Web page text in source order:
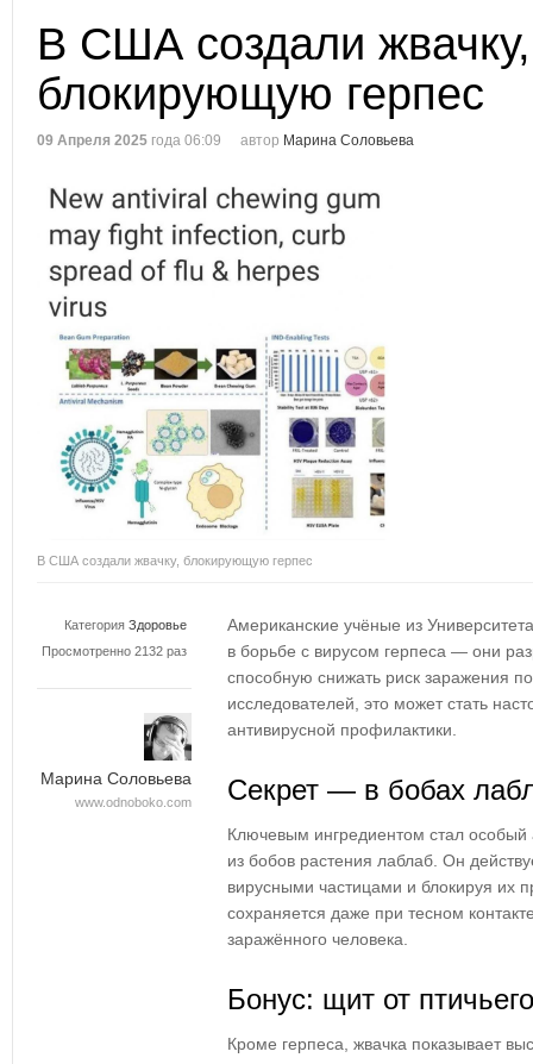
В США создали жвачку,
блокирующую герпес
09 Апреля 2025 года 06:09 автор Марина Соловьева
В США создали жвачку, блокирующую герпес
Категория Здоровье
Просмотренно 2132 раз
Марина Соловьева
www.odnoboko.com
Американские учёные из
в борьбе с вирусом герпеса — они
способную снижать риск заражения
исследователей, это может стать
антивирусной профилактики.
Секрет — в бобах
Ключевым ингредиентом стал
из бобов растения лаблаб. Он
вирусными частицами и блокируя их
сохраняется даже при тесном
заражённого человека.
Бонус: щит от
Кроме герпеса, жвачка показывает